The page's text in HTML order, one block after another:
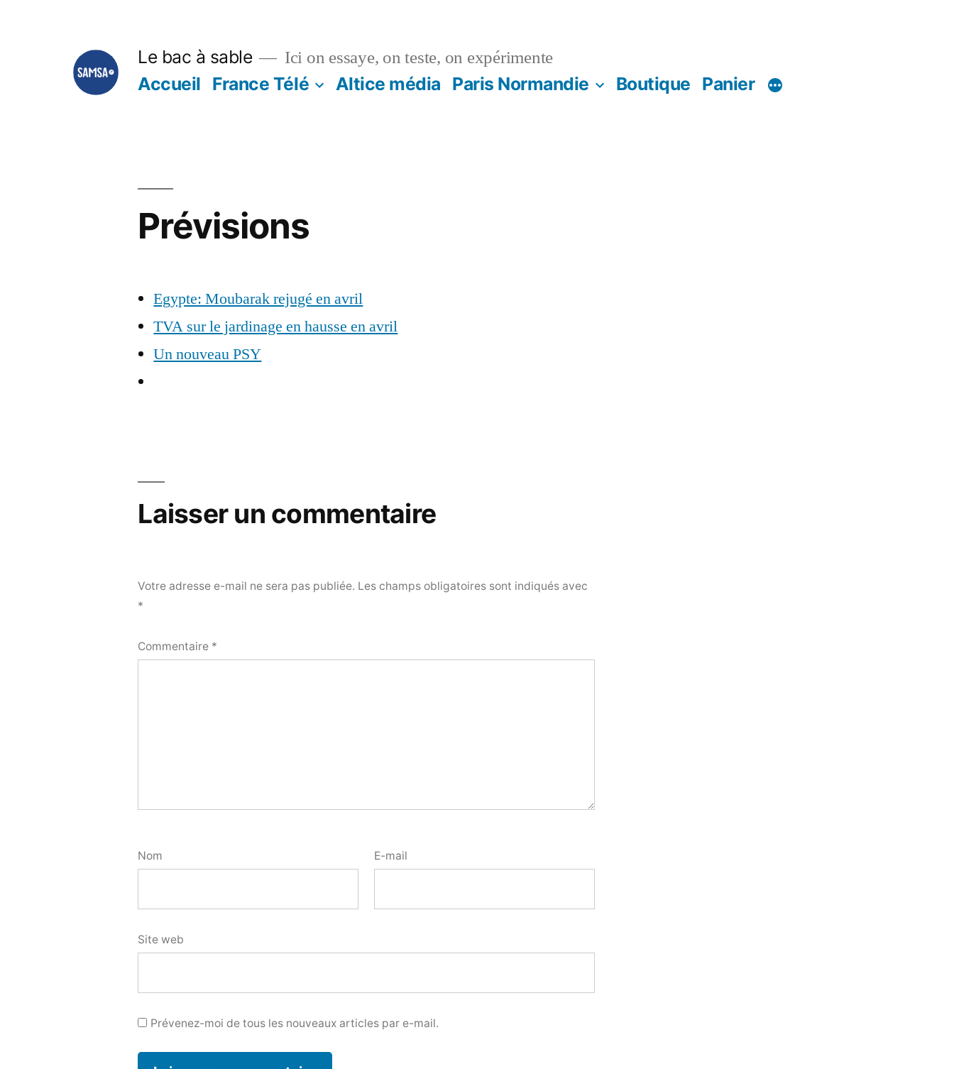
Le bac à sable Ici on essaye, on teste, on expérimente
Accueil France Télé Altice média Paris Normandie Boutique Panier
Prévisions
Egypte: Moubarak rejugé en avril
TVA sur le jardinage en hausse en avril
Un nouveau PSY
Laisser un commentaire
Votre adresse e-mail ne sera pas publiée. Les champs obligatoires sont indiqués avec
*
Commentaire *
Nom E-mail
Site web
Prévenez-moi de tous les nouveaux articles par e-mail.